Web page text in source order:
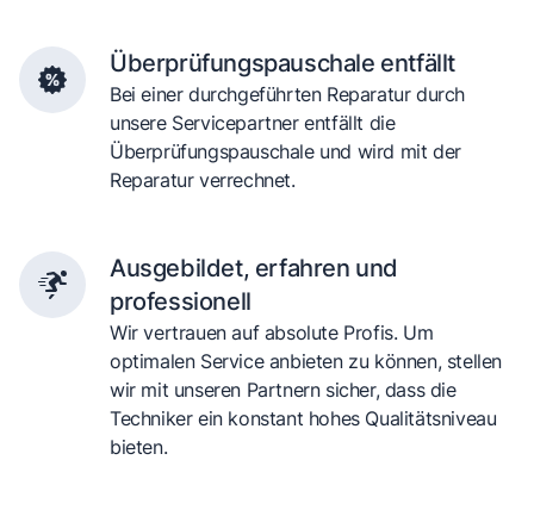
Überprüfungspauschale entfällt
Bei einer durchgeführten Reparatur durch
unsere Servicepartner entfällt die
Überprüfungspauschale und wird mit der
Reparatur verrechnet.
Ausgebildet, erfahren und
professionell
Wir vertrauen auf absolute Profis. Um
optimalen Service anbieten zu können, stellen
wir mit unseren Partnern sicher, dass die
Techniker ein konstant hohes Qualitätsniveau
bieten.